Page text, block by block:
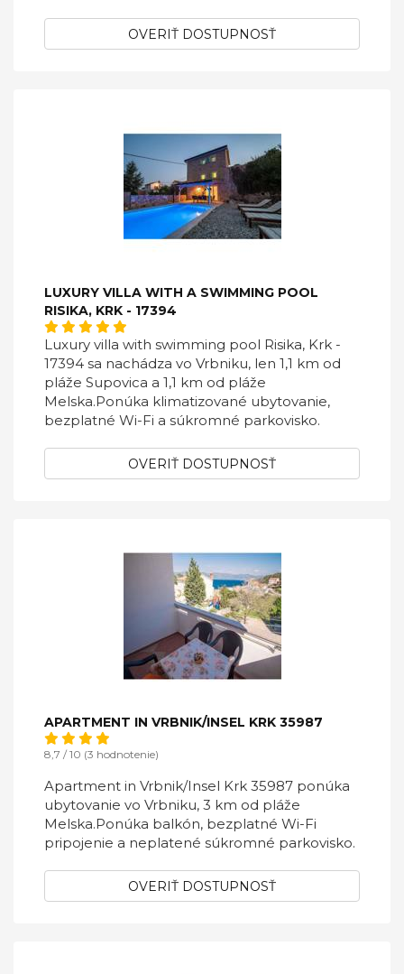
OVERIŤ DOSTUPNOSŤ
LUXURY VILLA WITH A SWIMMING POOL
RISIKA, KRK - 17394
Luxury villa with swimming pool Risika, Krk -
17394 sa nachádza vo Vrbniku, len 1,1 km od
pláže Supovica a 1,1 km od pláže
Melska.Ponúka klimatizované ubytovanie,
bezplatné Wi-Fi a súkromné ​​parkovisko.
OVERIŤ DOSTUPNOSŤ
APARTMENT IN VRBNIK/INSEL KRK 35987
8,7 / 10 (3 hodnotenie)
Apartment in Vrbnik/Insel Krk 35987 ponúka
ubytovanie vo Vrbniku, 3 km od pláže
Melska.Ponúka balkón, bezplatné Wi-Fi
pripojenie a neplatené súkromné ​​parkovisko.
OVERIŤ DOSTUPNOSŤ